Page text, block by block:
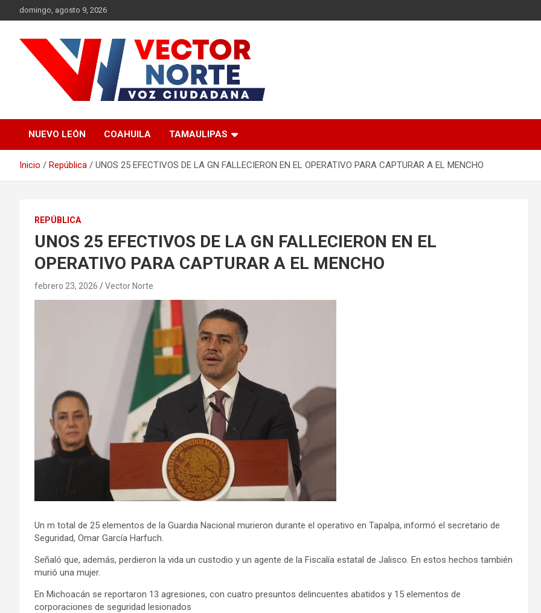
al
domingo, agosto 9, 2026
Vector Norte
NUEVO LEÓN COAHUILA TAMAULIPAS
Inicio República UNOS 25 EFECTIVOS DE LA GN FALLECIERON EN EL OPERATIVO PARA CAPTURAR A EL MENCHO
REPÚBLICA
UNOS 25 EFECTIVOS DE LA GN FALLECIERON EN EL
OPERATIVO PARA CAPTURAR A EL MENCHO
febrero 23, 2026 Vector Norte
Un m total de 25 elementos de la Guardia Nacional murieron durante el operativo en Tapalpa, informó el secretario de
Seguridad, Omar García Harfuch.
Señaló que, además, perdieron la vida un custodio y un agente de la Fiscalía estatal de Jalisco. En estos hechos también
murió una mujer.
En Michoacán se reportaron 13 agresiones, con cuatro presuntos delincuentes abatidos y 15 elementos de
corporaciones de seguridad lesionados